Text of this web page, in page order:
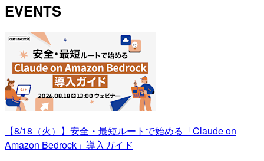
EVENTS
【8/18（火）】安全・最短ルートで始める「Claude on
Amazon Bedrock」導入ガイド